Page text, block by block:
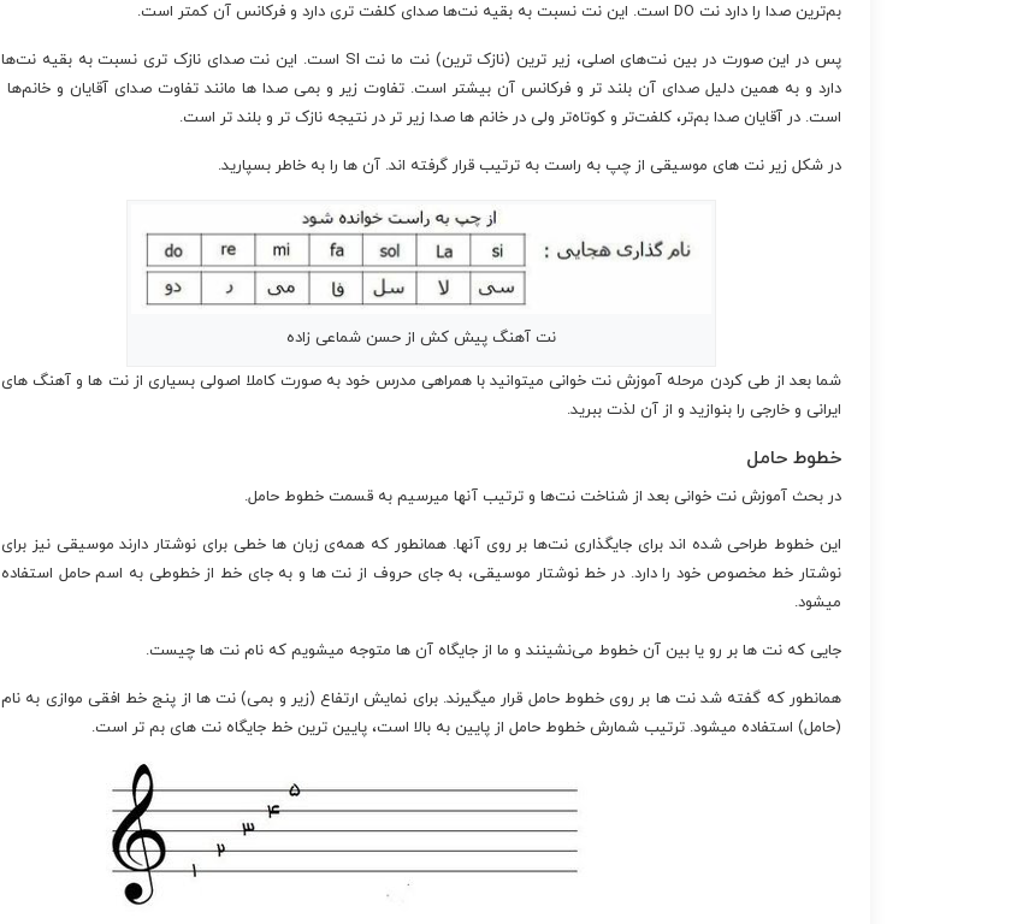
بم‌ترین صدا را دارد نت DO است. این نت نسبت به بقیه نت‌ها صدای کلفت تری دارد و فرکانس آن کمتر است.
پس در این صورت در بین نت‌های اصلی، زیر ترین (نازک ترین) نت ما نت SI است. این نت صدای نازک تری نسبت به بقیه نت‌ها
دارد و به همین دلیل صدای آن بلند تر و فرکانس آن بیشتر است. تفاوت زیر و بمی صدا ها مانند تفاوت صدای آقایان و خانم‌ها
است. در آقایان صدا بم‌تر، کلفت‌تر و کوتاه‌تر ولی در خانم ها صدا زیر تر در نتیجه نازک تر و بلند تر است.
در شکل زیر نت های موسیقی از چپ به راست به ترتیب قرار گرفته اند. آن ها را به خاطر بسپارید.
نت آهنگ پیش کش از حسن شماعی زاده
شما بعد از طی کردن مرحله آموزش نت خوانی میتوانید با همراهی مدرس خود به صورت کاملا اصولی بسیاری از نت ها و آهنگ های
ایرانی و خارجی را بنوازید و از آن لذت ببرید.
خطوط حامل
در بحث آموزش نت خوانی بعد از شناخت نت‌ها و ترتیب آنها میرسیم به قسمت خطوط حامل.
این خطوط طراحی شده اند برای جایگذاری نت‌ها بر روی آنها. همانطور که همه‌ی زبان ها خطی برای نوشتار دارند موسیقی نیز برای
نوشتار خط مخصوص خود را دارد. در خط نوشتار موسیقی، به جای حروف از نت ها و به جای خط از خطوطی به اسم حامل استفاده
میشود.
جایی که نت ها بر رو یا بین آن خطوط می‌نشینند و ما از جایگاه آن ها متوجه میشویم که نام نت ها چیست.
همانطور که گفته شد نت ها بر روی خطوط حامل قرار میگیرند. برای نمایش ارتفاع (زیر و بمی) نت ها از پنج خط افقی موازی به نام
(حامل) استفاده میشود. ترتیب شمارش خطوط حامل از پایین به بالا است، پایین ترین خط جایگاه نت های بم تر است.